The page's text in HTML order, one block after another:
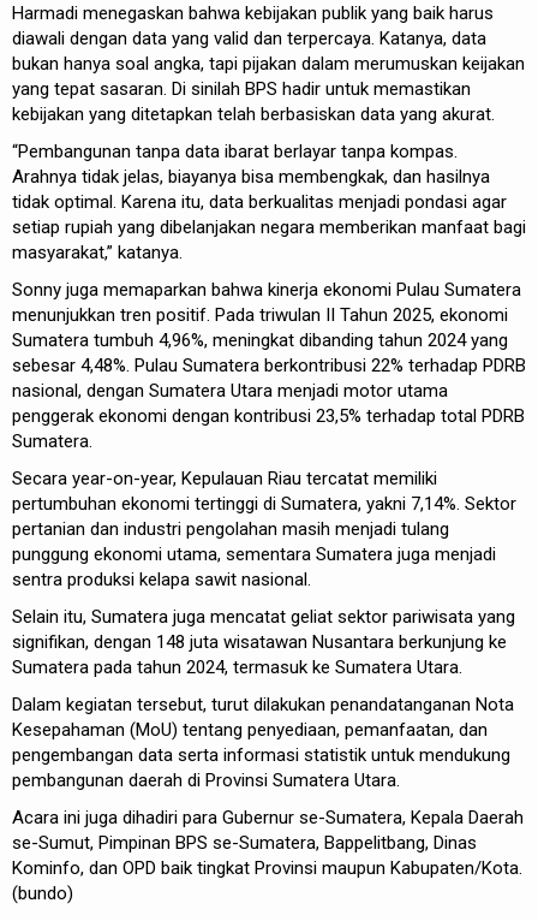
Harmadi menegaskan bahwa kebijakan publik yang baik harus
diawali dengan data yang valid dan terpercaya. Katanya, data
bukan hanya soal angka, tapi pijakan dalam merumuskan keijakan
yang tepat sasaran. Di sinilah BPS hadir untuk memastikan
kebijakan yang ditetapkan telah berbasiskan data yang akurat.
“Pembangunan tanpa data ibarat berlayar tanpa kompas.
Arahnya tidak jelas, biayanya bisa membengkak, dan hasilnya
tidak optimal. Karena itu, data berkualitas menjadi pondasi agar
setiap rupiah yang dibelanjakan negara memberikan manfaat bagi
masyarakat,” katanya.
Sonny juga memaparkan bahwa kinerja ekonomi Pulau Sumatera
menunjukkan tren positif. Pada triwulan II Tahun 2025, ekonomi
Sumatera tumbuh 4,96%, meningkat dibanding tahun 2024 yang
sebesar 4,48%. Pulau Sumatera berkontribusi 22% terhadap PDRB
nasional, dengan Sumatera Utara menjadi motor utama
penggerak ekonomi dengan kontribusi 23,5% terhadap total PDRB
Sumatera.
Secara year-on-year, Kepulauan Riau tercatat memiliki
pertumbuhan ekonomi tertinggi di Sumatera, yakni 7,14%. Sektor
pertanian dan industri pengolahan masih menjadi tulang
punggung ekonomi utama, sementara Sumatera juga menjadi
sentra produksi kelapa sawit nasional.
Selain itu, Sumatera juga mencatat geliat sektor pariwisata yang
signifikan, dengan 148 juta wisatawan Nusantara berkunjung ke
Sumatera pada tahun 2024, termasuk ke Sumatera Utara.
Dalam kegiatan tersebut, turut dilakukan penandatanganan Nota
Kesepahaman (MoU) tentang penyediaan, pemanfaatan, dan
pengembangan data serta informasi statistik untuk mendukung
pembangunan daerah di Provinsi Sumatera Utara.
Acara ini juga dihadiri para Gubernur se-Sumatera, Kepala Daerah
se-Sumut, Pimpinan BPS se-Sumatera, Bappelitbang, Dinas
Kominfo, dan OPD baik tingkat Provinsi maupun Kabupaten/Kota.
(bundo)